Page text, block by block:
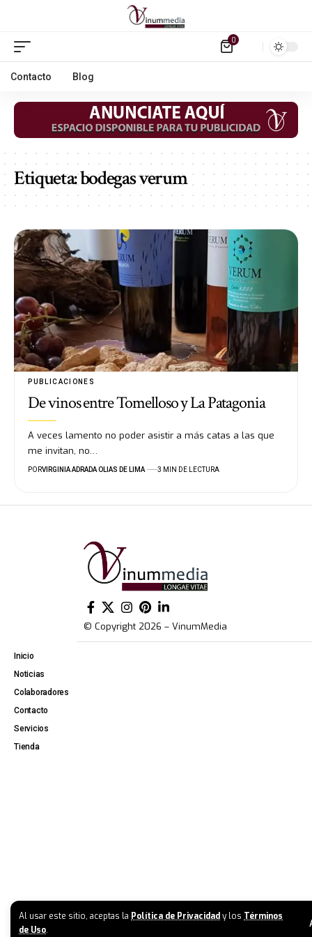
Al usar este sitio, aceptas la Política de Privacidad y los Términos
de Uso.
0
Contacto Blog
Etiqueta:bodegas verum
PUBLICACIONES
De vinos entre Tomelloso y La Patagonia
A veces lamento no poder asistir a más catas a las que
me invitan, no…
PORVIRGINIA ADRADA OLIAS DE LIMA 3 MIN DE LECTURA
© Copyright 2026 – VinumMedia
Inicio
Noticias
Colaboradores
Contacto
Servicios
Tienda